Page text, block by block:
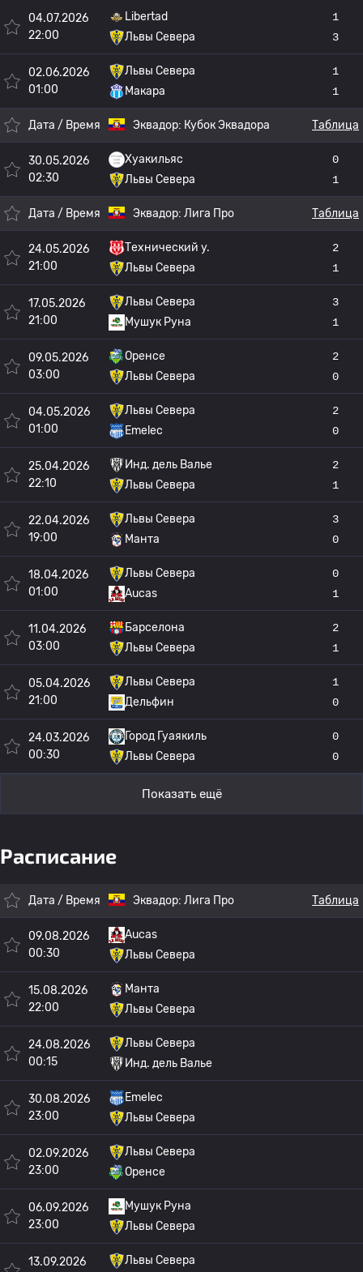
04.07.2026
22:00
Libertad
Львы Севера
1
3
02.06.2026
01:00
Львы Севера
Макара
1
1
Дата / Время Эквадор: Кубок Эквадора Таблица
30.05.2026
02:30
Хуакильяс
Львы Севера
0
1
Дата / Время Эквадор: Лига Про Таблица
24.05.2026
21:00
Технический у.
Львы Севера
2
1
17.05.2026
21:00
Львы Севера
Мушук Руна
3
1
09.05.2026
03:00
Оренсе
Львы Севера
2
0
04.05.2026
01:00
Львы Севера
Emelec
2
0
25.04.2026
22:10
Инд. дель Валье
Львы Севера
2
1
22.04.2026
19:00
Львы Севера
Манта
3
0
18.04.2026
01:00
Львы Севера
Aucas
0
1
11.04.2026
03:00
Барселона
Львы Севера
2
1
05.04.2026
21:00
Львы Севера
Дельфин
1
0
24.03.2026
00:30
Город Гуаякиль
Львы Севера
0
0
Показать ещё
Расписание
Дата / Время Эквадор: Лига Про Таблица
09.08.2026
00:30
Aucas
Львы Севера
15.08.2026
22:00
Манта
Львы Севера
24.08.2026
00:15
Львы Севера
Инд. дель Валье
30.08.2026
23:00
Emelec
Львы Севера
02.09.2026
23:00
Львы Севера
Оренсе
06.09.2026
23:00
Мушук Руна
Львы Севера
13.09.2026 Львы Севера